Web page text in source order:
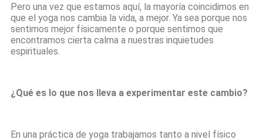
Pero una vez que estamos aquí, la mayoría coincidimos en
que el yoga nos cambia la vida, a mejor. Ya sea porque nos
sentimos mejor físicamente o porque sentimos que
encontramos cierta calma a nuestras inquietudes
espirituales.
¿Qué es lo que nos lleva a experimentar este cambio?
En una práctica de yoga trabajamos tanto a nivel físico